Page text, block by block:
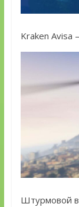
Kraken Avisa
Штурмовой